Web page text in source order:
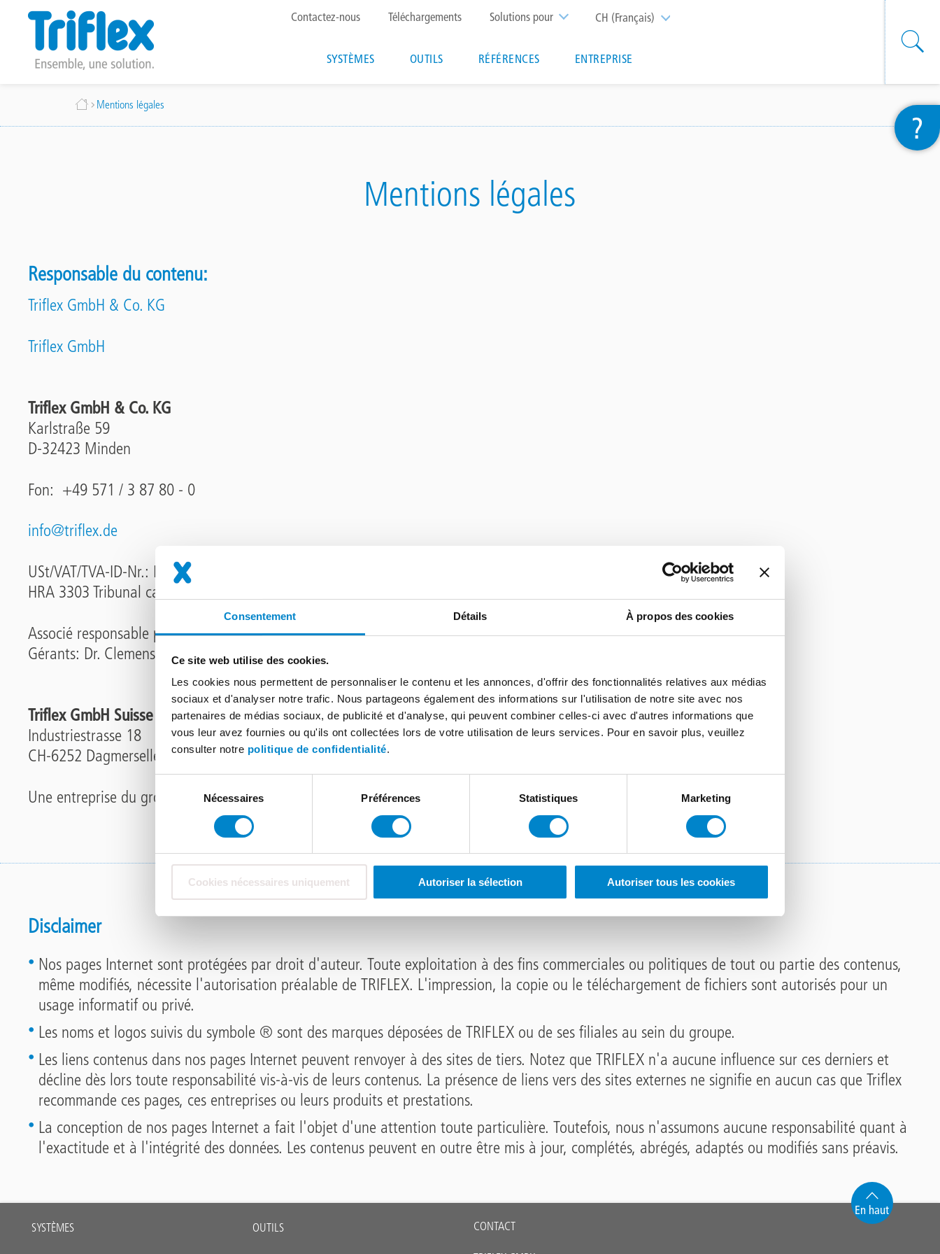
Consentement Détails À propos des cookies
Ce site web utilise des cookies.
Les cookies nous permettent de personnaliser le contenu et les annonces, d'offrir des fonctionnalités relatives aux médias
sociaux et d'analyser notre trafic. Nous partageons également des informations sur l'utilisation de notre site avec nos
partenaires de médias sociaux, de publicité et d'analyse, qui peuvent combiner celles-ci avec d'autres informations que
vous leur avez fournies ou qu'ils ont collectées lors de votre utilisation de leurs services. Pour en savoir plus, veuillez
consulter notre politique de confidentialité.
du
consentement
Nécessaires Préférences Statistiques Marketing
Cookies nécessaires uniquement Autoriser la sélection Autoriser tous les cookies
contenu
CH (Français) List additional actions
Solutions pour
Top
menu
Contactez-nous Téléchargements
Main
SYSTÈMES OUTILS RÉFÉRENCES ENTREPRISE
Fil
Mentions légales
Mentions légales
Responsable du contenu:
Triflex GmbH & Co. KG
Triflex GmbH
Triflex GmbH & Co. KG
Karlstraße 59
D-32423 Minden
Fon: +49 571 / 3 87 80 - 0
info@triflex.de
USt/VAT/TVA-ID-Nr.: DE 126 013 948
HRA 3303 Tribunal cantonal de Bad Oeynhausen
Associé responsable personnellement: Triflex Verwaltung GmbH, Minden Tribunal cantonal de Bad Oeynhausen
Gérants: Dr. Clemens von Trott zu Solz
Triflex GmbH Suisse
Industriestrasse 18
CH-6252 Dagmersellen
Une entreprise du groupe Follmann
Disclaimer
Nos pages Internet sont protégées par droit d'auteur. Toute exploitation à des fins commerciales ou politiques de tout ou partie des contenus,
même modifiés, nécessite l'autorisation préalable de TRIFLEX. L'impression, la copie ou le téléchargement de fichiers sont autorisés pour un
usage informatif ou privé.
Les noms et logos suivis du symbole ® sont des marques déposées de TRIFLEX ou de ses filiales au sein du groupe.
Les liens contenus dans nos pages Internet peuvent renvoyer à des sites de tiers. Notez que TRIFLEX n'a aucune influence sur ces derniers et
décline dès lors toute responsabilité vis-à-vis de leurs contenus. La présence de liens vers des sites externes ne signifie en aucun cas que Triflex
recommande ces pages, ces entreprises ou leurs produits et prestations.
La conception de nos pages Internet a fait l'objet d'une attention toute particulière. Toutefois, nous n'assumons aucune responsabilité quant à
l'exactitude et à l'intégrité des données. Les contenus peuvent en outre être mis à jour, complétés, abrégés, adaptés ou modifiés sans préavis.
?
En haut
Main
SYSTÈMES OUTILS CONTACT